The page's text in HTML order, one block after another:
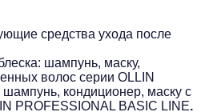
средства ухода после
шампунь, маску,
волос серии OLLIN
кондиционер, маску с
PROFESSIONAL BASIС LINE.